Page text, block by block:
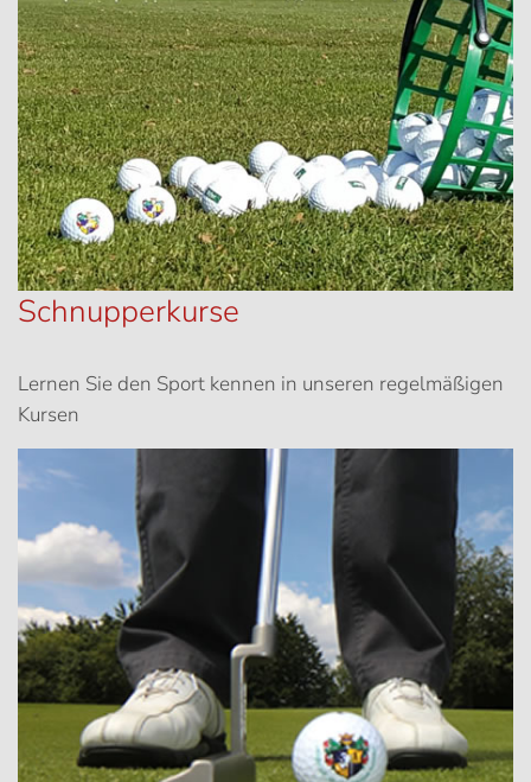
Schnupperkurse
Lernen Sie den Sport kennen in unseren regelmäßigen
Kursen